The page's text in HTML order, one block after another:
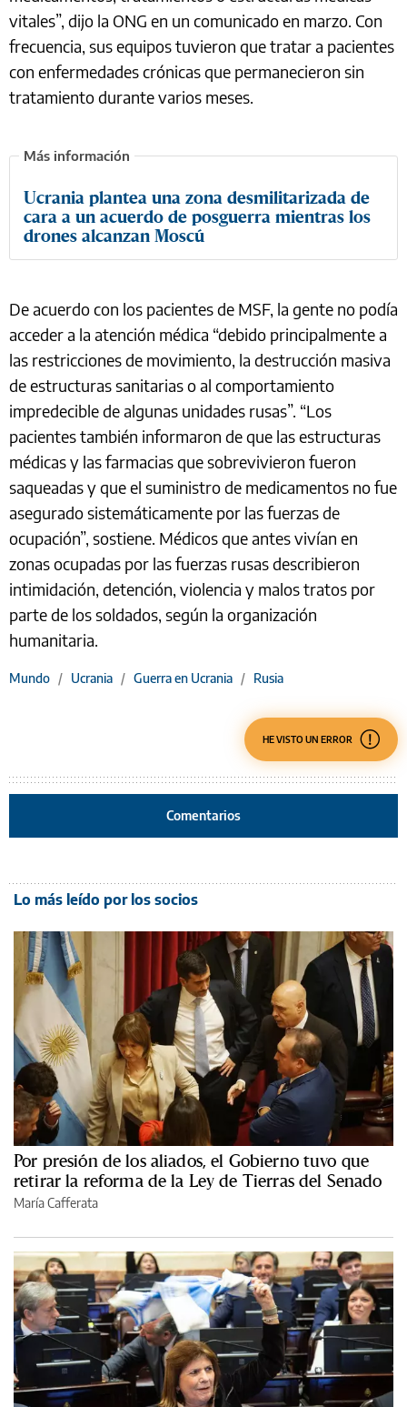
vitales”, dijo la ONG en un comunicado en marzo. Con
frecuencia, sus equipos tuvieron que tratar a pacientes
con enfermedades crónicas que permanecieron sin
tratamiento durante varios meses.
Ucrania plantea una zona desmilitarizada de
cara a un acuerdo de posguerra mientras los
drones alcanzan Moscú
De acuerdo con los pacientes de MSF, la gente no podía
acceder a la atención médica “debido principalmente a
las restricciones de movimiento, la destrucción masiva
de estructuras sanitarias o al comportamiento
impredecible de algunas unidades rusas”. “Los
pacientes también informaron de que las estructuras
médicas y las farmacias que sobrevivieron fueron
saqueadas y que el suministro de medicamentos no fue
asegurado sistemáticamente por las fuerzas de
ocupación”, sostiene. Médicos que antes vivían en
zonas ocupadas por las fuerzas rusas describieron
intimidación, detención, violencia y malos tratos por
parte de los soldados, según la organización
humanitaria.
Mundo / Ucrania / Guerra en Ucrania / Rusia
HE VISTO UN ERROR
Comentarios
Lo más leído por los socios
Por presión de los aliados, el Gobierno tuvo que
retirar la reforma de la Ley de Tierras del Senado
María Cafferata